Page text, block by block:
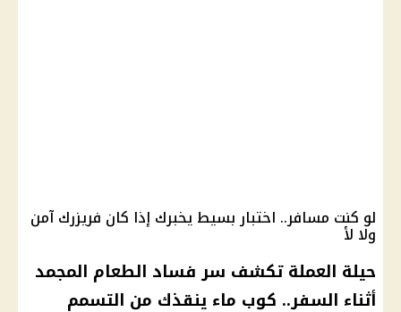
لو كنت مسافر.. اختبار بسيط يخبرك إذا كان فريزرك آمن
ولا لأ
حيلة العملة تكشف سر فساد الطعام المجمد
أثناء السفر.. كوب ماء ينقذك من التسمم